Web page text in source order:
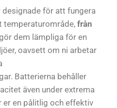
för att fungera
från
dem lämpliga för en
oavsett om ni arbetar
Batterierna behåller
även under extrema
er en pålitlig och effektiv